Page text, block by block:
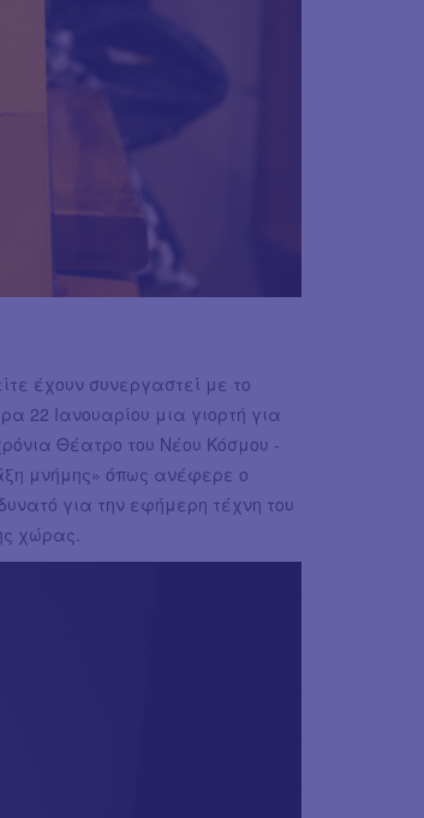
έχουν συνεργαστεί με το
22 Ιανουαρίου μια γιορτή για
Θέατρο του Νέου Κόσμου -
μνήμης» όπως ανέφερε ο
για την εφήμερη τέχνη του
χώρας.